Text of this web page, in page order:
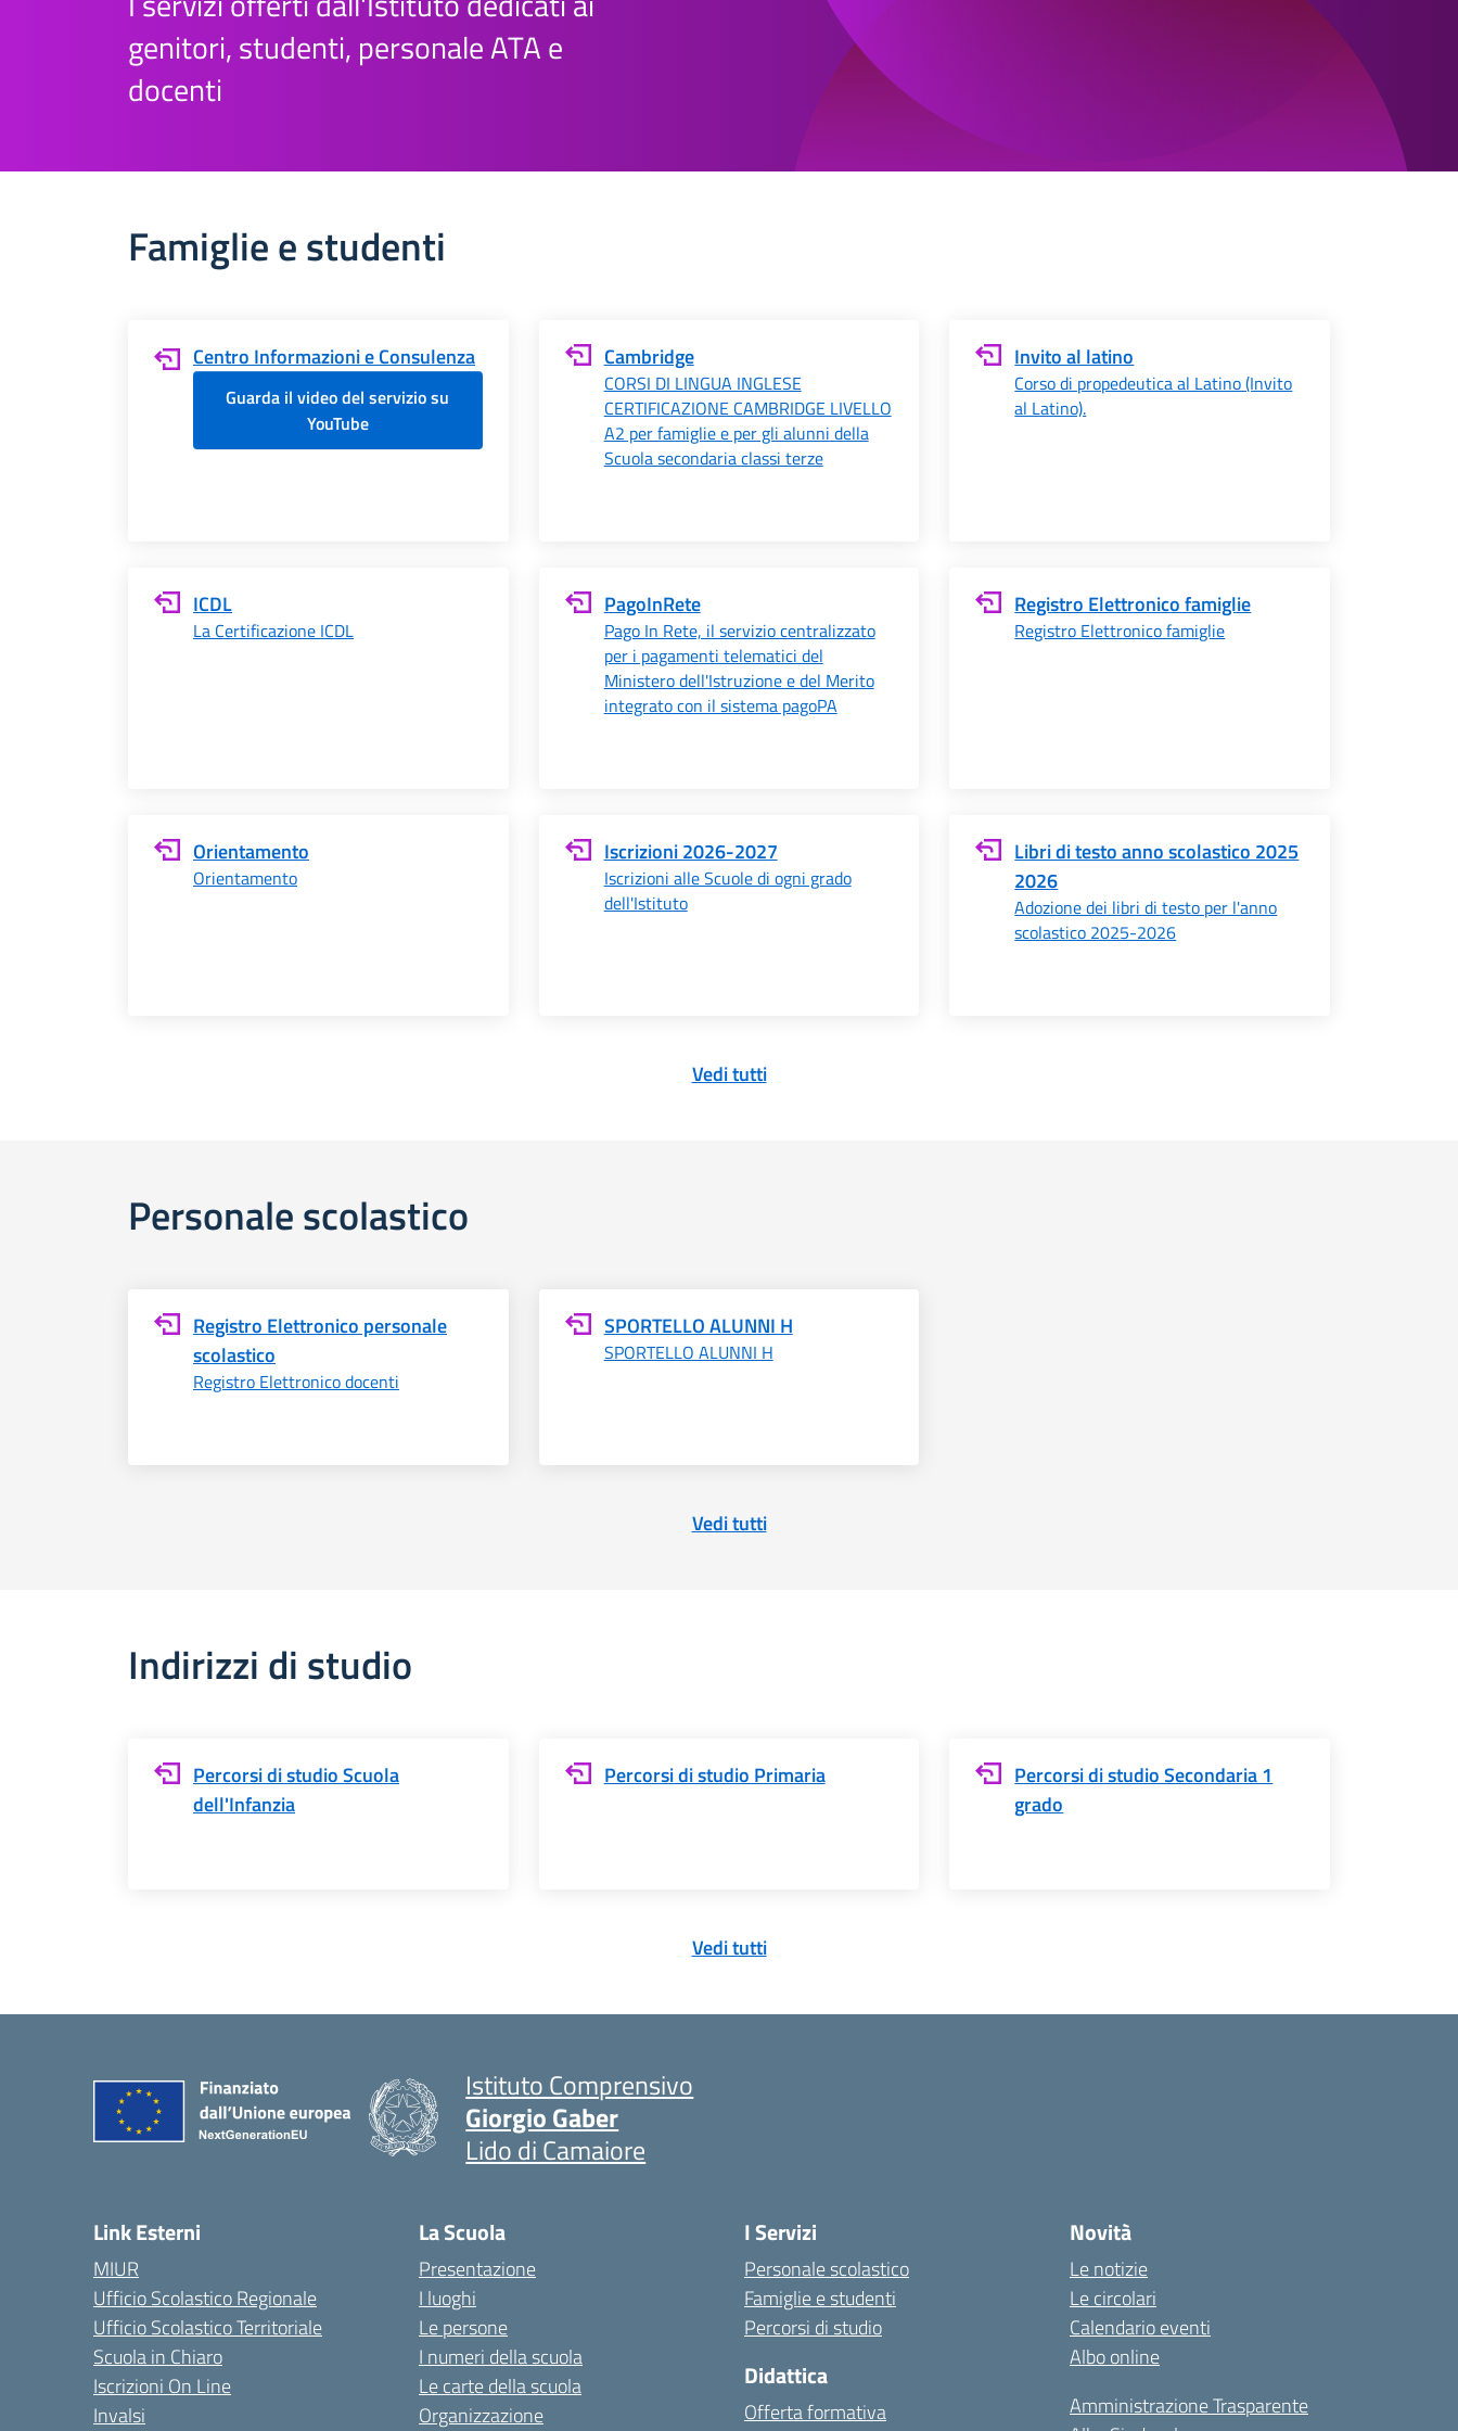
genitori, studenti, personale ATA e
docenti
Famiglie e studenti
Centro Informazioni e Consulenza
Guarda il video del servizio su
YouTube
Cambridge
CORSI DI LINGUA INGLESE
CERTIFICAZIONE CAMBRIDGE LIVELLO
A2 per famiglie e per gli alunni della
Scuola secondaria classi terze
Invito al latino
Corso di propedeutica al Latino (Invito
al Latino).
ICDL
La Certificazione ICDL
PagoInRete
Pago In Rete, il servizio centralizzato
per i pagamenti telematici del
Ministero dell'Istruzione e del Merito
integrato con il sistema pagoPA
Registro Elettronico famiglie
Registro Elettronico famiglie
Orientamento
Orientamento
Iscrizioni 2026-2027
Iscrizioni alle Scuole di ogni grado
dell'Istituto
Libri di testo anno scolastico 2025
2026
Adozione dei libri di testo per l'anno
scolastico 2025-2026
Vedi tutti
Personale scolastico
Registro Elettronico personale
scolastico
Registro Elettronico docenti
SPORTELLO ALUNNI H
SPORTELLO ALUNNI H
Vedi tutti
Indirizzi di studio
Percorsi di studio Scuola
dell'Infanzia
Percorsi di studio Primaria
Percorsi di studio Secondaria 1
grado
Vedi tutti
Istituto Comprensivo
Giorgio Gaber
Lido di Camaiore
Link Esterni
MIUR
Ufficio Scolastico Regionale
Ufficio Scolastico Territoriale
Scuola in Chiaro
Iscrizioni On Line
Invalsi
La Scuola
Presentazione
I luoghi
Le persone
I numeri della scuola
Le carte della scuola
Organizzazione
I Servizi
Personale scolastico
Famiglie e studenti
Percorsi di studio
Didattica
Offerta formativa
Novità
Le notizie
Le circolari
Calendario eventi
Albo online
Amministrazione Trasparente